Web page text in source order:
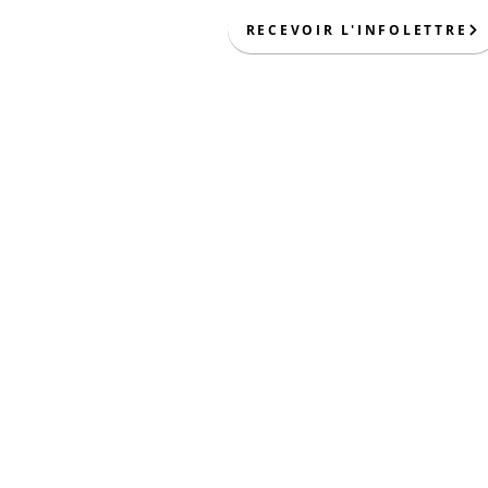
RECEVOIR L'INFOLETTRE